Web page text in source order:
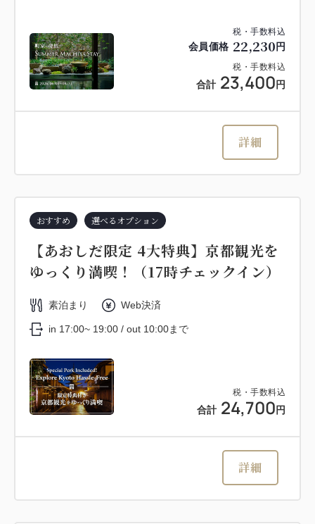
税・手数料込
会員価格 22,230 円
税・手数料込
合計 23,400 円
詳細
税・手数料込
合計 24,700 円
おすすめ 選べるオプション
【あおしだ限定 4大特典】京都観光を
ゆっくり満喫！（17時チェックイン）
素泊まり Web決済
in 17:00~ 19:00 / out 10:00まで
詳細